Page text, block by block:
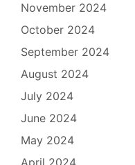
November 2024
October 2024
September 2024
August 2024
July 2024
June 2024
May 2024